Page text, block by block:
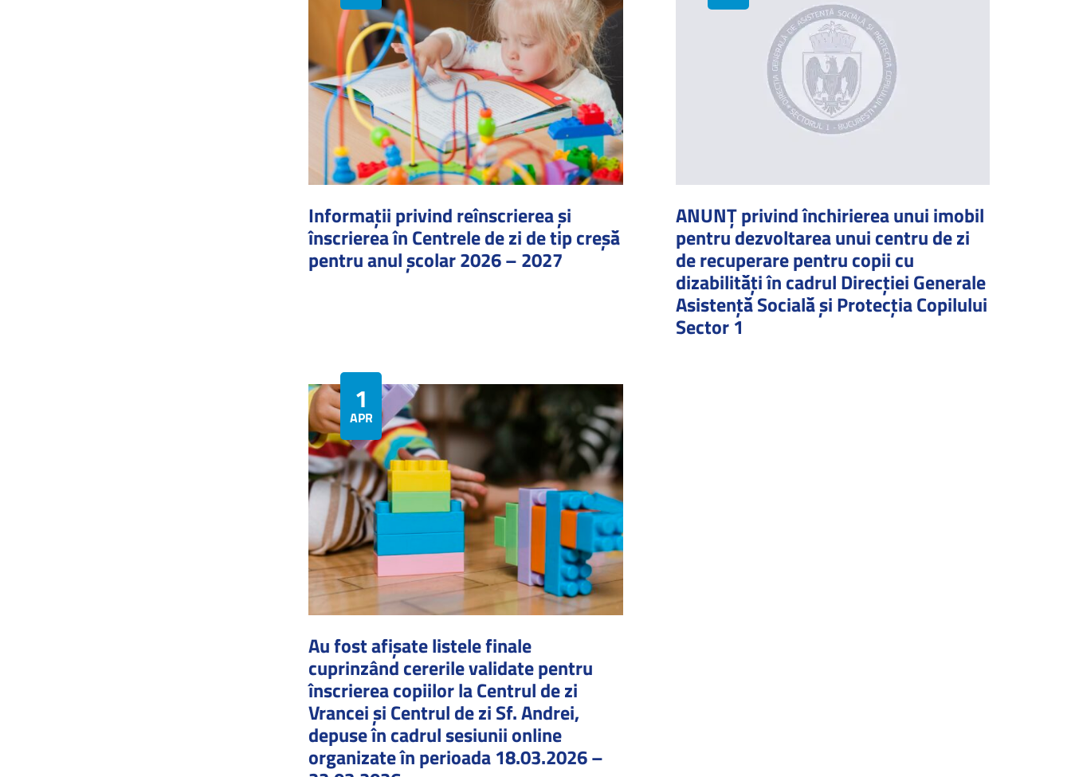
Informații privind reînscrierea și
înscrierea în Centrele de zi de tip creșă
pentru anul școlar 2026 – 2027
ANUNŢ privind închirierea unui imobil
pentru dezvoltarea unui centru de zi
de recuperare pentru copii cu
dizabilități în cadrul Direcției Generale
Asistență Socială și Protecția Copilului
Sector 1
1
APRILIE
Au fost afișate listele finale
cuprinzând cererile validate pentru
înscrierea copiilor la Centrul de zi
Vrancei și Centrul de zi Sf. Andrei,
depuse în cadrul sesiunii online
organizate în perioada 18.03.2026 –